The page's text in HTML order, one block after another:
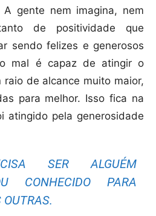
gente nem imagina, nem
de positividade que
sendo felizes e generosos
mal é capaz de atingir o
de alcance muito maior,
para melhor. Isso fica na
atingido pela generosidade
SER ALGUÉM
CONHECIDO PARA